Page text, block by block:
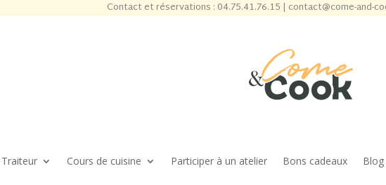
Contact et réservations : 04.75.41.76.15 | contact@come-and-
Traiteur Cours de cuisine Participer à un atelier Bons cadeaux Blog